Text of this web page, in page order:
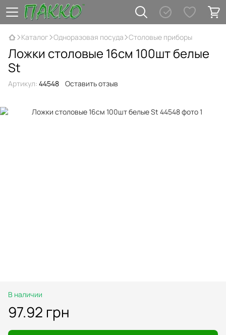
Каталог Одноразовая посуда Столовые приборы
Ложки столовые 16см 100шт белые
St
Артикул: 44548 Оставить отзыв
В наличии
97.92 грн